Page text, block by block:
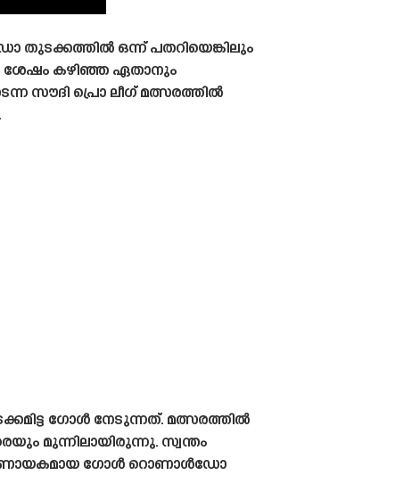
തുടക്കത്തിൽ ഒന്ന് പതറിയെങ്കിലും
ശേഷം കഴിഞ്ഞ ഏതാനും
സൗദി പ്രൊ ലീഗ് മത്സരത്തിൽ
ഗോൾ നേടുന്നത്. മത്സരത്തിൽ
മുന്നിലായിരുന്നു. സ്വന്തം
ഗോൾ റൊണാൾഡോ